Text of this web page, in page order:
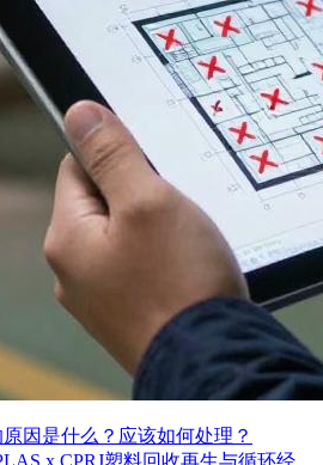
原因是什么？应该如何处理？
x CPRJ塑料回收再生与循环经